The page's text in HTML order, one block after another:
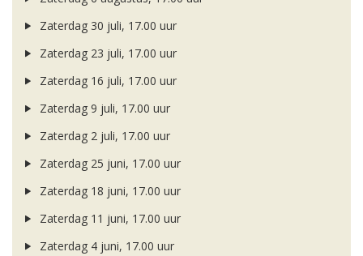
Zaterdag 30 juli, 17.00 uur
Zaterdag 23 juli, 17.00 uur
Zaterdag 16 juli, 17.00 uur
Zaterdag 9 juli, 17.00 uur
Zaterdag 2 juli, 17.00 uur
Zaterdag 25 juni, 17.00 uur
Zaterdag 18 juni, 17.00 uur
Zaterdag 11 juni, 17.00 uur
Zaterdag 4 juni, 17.00 uur